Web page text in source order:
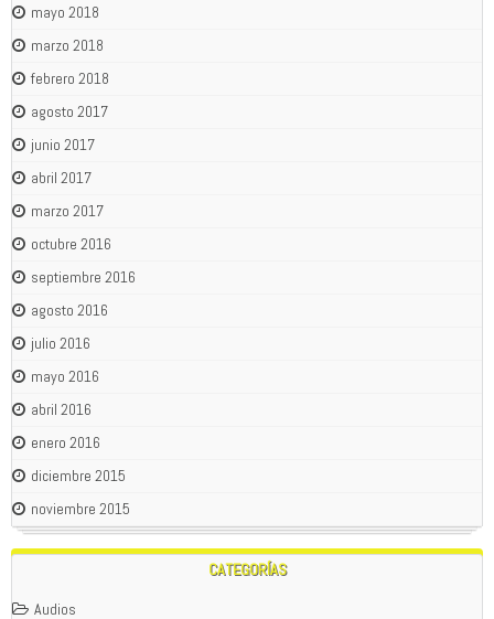
mayo 2018
marzo 2018
febrero 2018
agosto 2017
junio 2017
abril 2017
marzo 2017
octubre 2016
septiembre 2016
agosto 2016
julio 2016
mayo 2016
abril 2016
enero 2016
diciembre 2015
noviembre 2015
CATEGORÍAS
Audios